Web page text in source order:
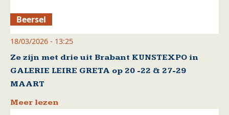
Beersel
18/03/2026 - 13:25
Ze zijn met drie uit Brabant KUNSTEXPO in
GALERIE LEIRE GRETA op 20 -22 & 27-29
MAART
Meer lezen